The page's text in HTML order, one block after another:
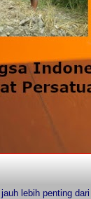
lebih penting